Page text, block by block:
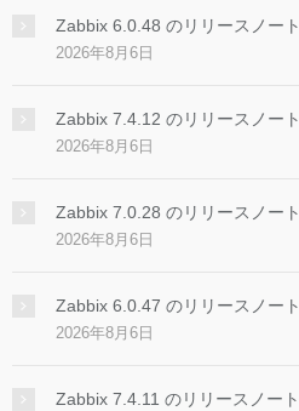
Zabbix 6.0.48 のリリースノート
2026年8月6日
Zabbix 7.4.12 のリリースノート
2026年8月6日
Zabbix 7.0.28 のリリースノート
2026年8月6日
Zabbix 6.0.47 のリリースノート
2026年8月6日
Zabbix 7.4.11 のリリースノート